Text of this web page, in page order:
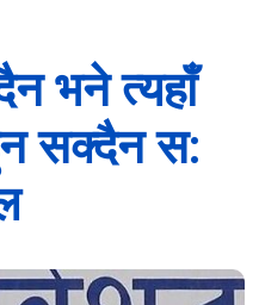
भने त्यहाँ
सक्दैन स: